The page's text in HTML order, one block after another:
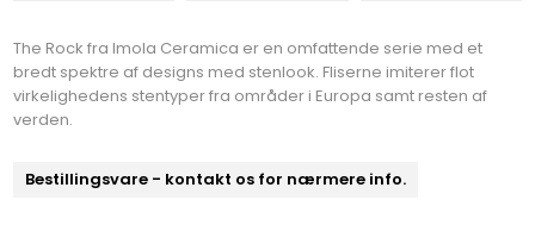
The Rock fra Imola Ceramica er en omfattende serie med et
bredt spektre af designs med stenlook. Fliserne imiterer flot
virkelighedens stentyper fra områder i Europa samt resten af
verden.
Bestillingsvare - kontakt os for nærmere info.